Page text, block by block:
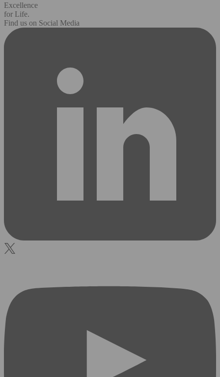
Excellence
for Life.
Find us on Social Media